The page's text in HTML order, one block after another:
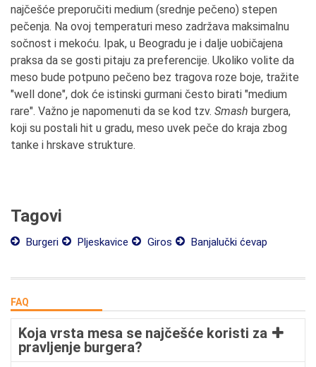
najčešće preporučiti medium (srednje pečeno) stepen
pečenja. Na ovoj temperaturi meso zadržava maksimalnu
sočnost i mekoću. Ipak, u Beogradu je i dalje uobičajena
praksa da se gosti pitaju za preferencije. Ukoliko volite da
meso bude potpuno pečeno bez tragova roze boje, tražite
"well done", dok će istinski gurmani često birati "medium
rare". Važno je napomenuti da se kod tzv. Smash burgera,
koji su postali hit u gradu, meso uvek peče do kraja zbog
tanke i hrskave strukture.
Tagovi
Burgeri Pljeskavice Giros Banjalučki ćevap
FAQ
Koja vrsta mesa se najčešće koristi za
pravljenje burgera?